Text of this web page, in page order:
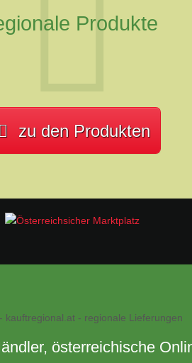
Produkte
zu den Produkten
österreichische